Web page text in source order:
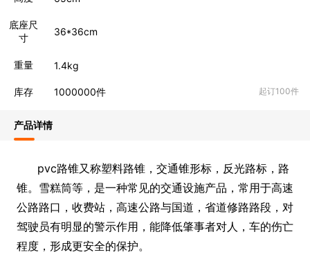
底座尺
寸
36*36cm
重量 1.4kg
库存 1000000件 起订100件
产品详情
pvc路锥又称塑料路锥，交通锥形标，反光路标，路
锥。雪糕筒等，是一种常见的交通设施产品，常用于高速
公路路口，收费站，高速公路与国道，省道修路路段，对
驾驶员有明显的警示作用，能降低肇事者对人，车的伤亡
程度，形成更安全的保护。